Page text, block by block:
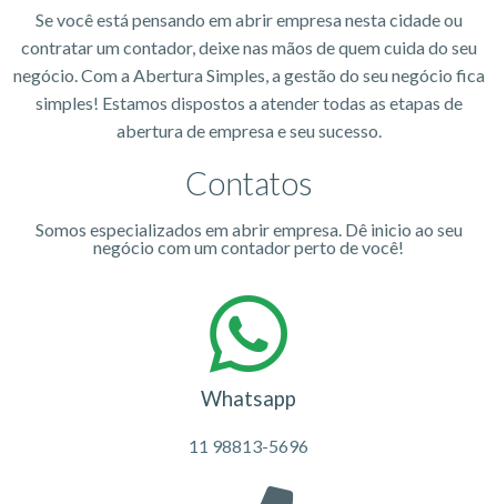
Se você está pensando em abrir empresa nesta cidade ou
contratar um contador, deixe nas mãos de quem cuida do seu
negócio. Com a Abertura Simples, a gestão do seu negócio fica
simples! Estamos dispostos a atender todas as etapas de
abertura de empresa e seu sucesso.
Contatos
Somos especializados em abrir empresa. Dê inicio ao seu
negócio com um contador perto de você!
Whatsapp
11 98813-5696